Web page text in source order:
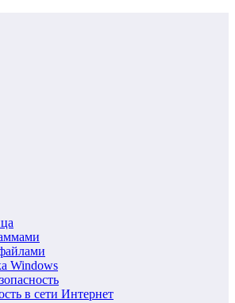
Windows
в сети Интернет